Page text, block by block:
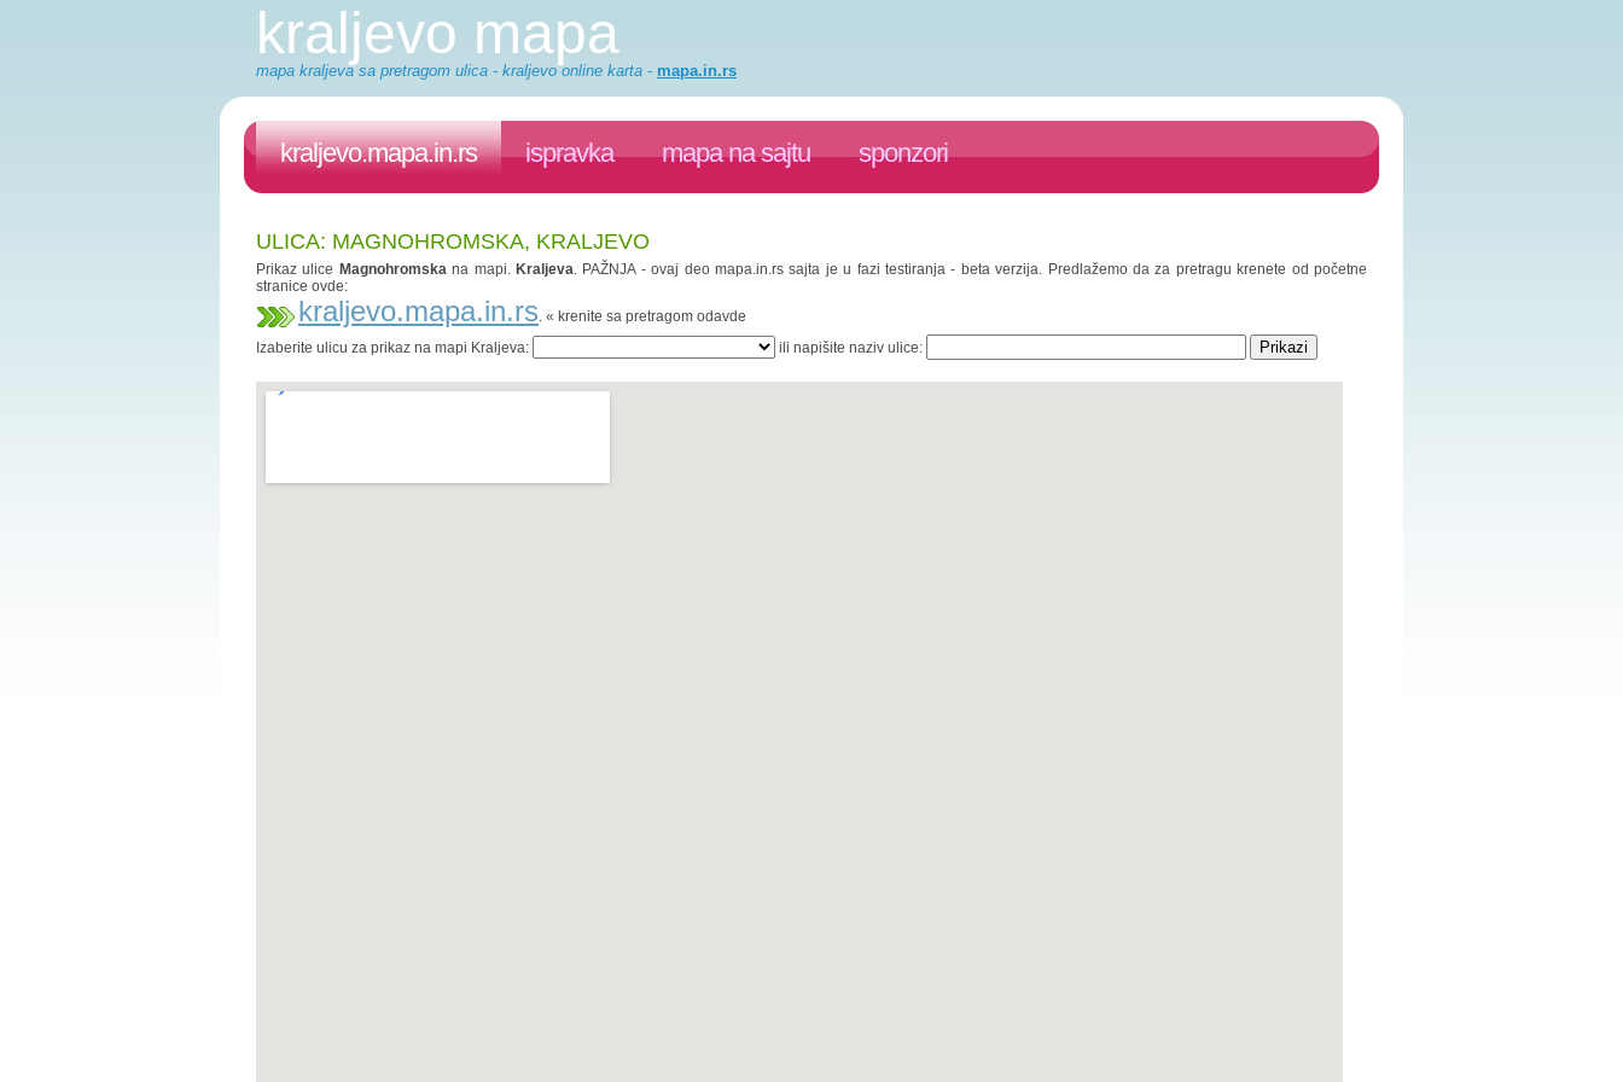
kraljevo mapa
mapa kraljeva sa pretragom ulica - kraljevo online karta - mapa.in.rs
kraljevo.mapa.in.rs ispravka mapa na sajtu sponzori
ULICA: MAGNOHROMSKA, KRALJEVO
Prikaz ulice Magnohromskana mapi. Kraljeva. PAŽNJA - ovaj deo mapa.in.rs sajta je u fazi testiranja - beta verzija. Predlažemo da za pretragu krenete od početne
stranice ovde:
kraljevo.mapa.in.rs. « krenite sa pretragom odavde
Izaberite ulicu za prikaz na mapi Kraljeva:
ili napišite naziv ulice: